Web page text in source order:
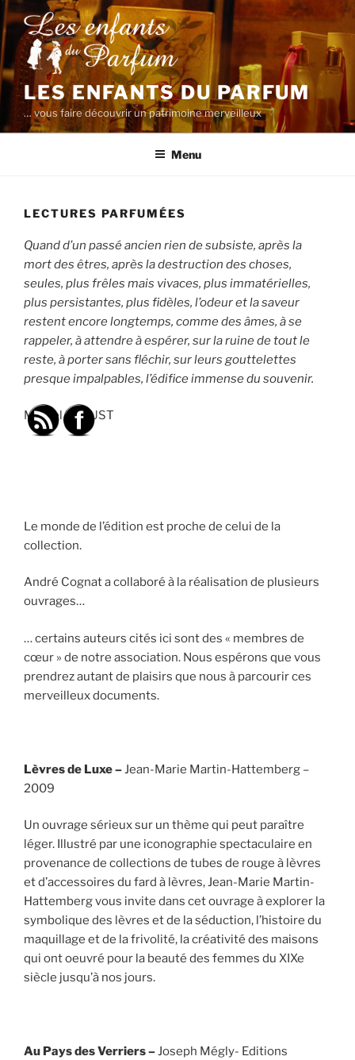
Aller
au
contenu
principal
LES ENFANTS DU PARFUM
… vous faire découvrir un patrimoine merveilleux
Menu
LECTURES PARFUMÉES
Quand d’un passé ancien rien de subsiste, après la
mort des êtres, après la destruction des choses,
seules, plus frêles mais vivaces, plus immatérielles,
plus persistantes, plus fidèles, l’odeur et la saveur
restent encore longtemps, comme des âmes, à se
rappeler, à attendre à espérer, sur la ruine de tout le
reste, à porter sans fléchir, sur leurs gouttelettes
presque impalpables, l’édifice immense du souvenir.
Marcel PROUST
Le monde de l’édition est proche de celui de la
collection.
André Cognat a collaboré à la réalisation de plusieurs
ouvrages…
… certains auteurs cités ici sont des « membres de
cœur » de notre association. Nous espérons que vous
prendrez autant de plaisirs que nous à parcourir ces
merveilleux documents.
Lèvres de Luxe –Jean-Marie Martin-Hattemberg –
2009
Un ouvrage sérieux sur un thème qui peut paraître
léger. Illustré par une iconographie spectaculaire en
provenance de collections de tubes de rouge à lèvres
et d’accessoires du fard à lèvres, Jean-Marie Martin-
Hattemberg vous invite dans cet ouvrage à explorer la
symbolique des lèvres et de la séduction, l’histoire du
maquillage et de la frivolité, la créativité des maisons
qui ont oeuvré pour la beauté des femmes du XIXe
siècle jusqu’à nos jours.
Au Pays des Verriers –Joseph Mégly- Editions